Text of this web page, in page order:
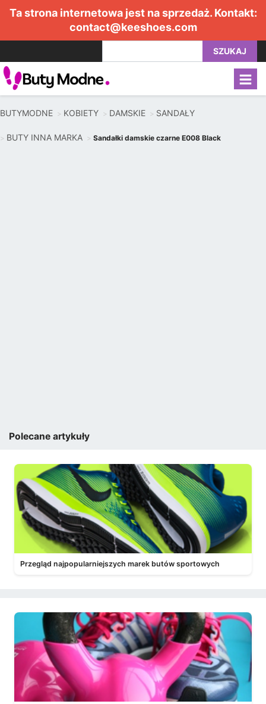
Ta strona internetowa jest na sprzedaż. Kontakt:
contact@keeshoes.com
SZUKAJ
BUTYMODNE KOBIETY DAMSKIE SANDAŁY
BUTY INNA MARKA Sandałki damskie czarne E008 Black
Polecane artykuły
Przegląd najpopularniejszych marek butów sportowych